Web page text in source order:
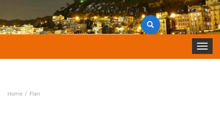
Search
for:
Toggle
Home Flan